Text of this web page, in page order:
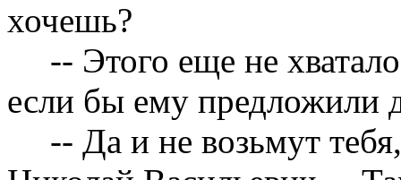
хочешь?
-- Этого еще не
если бы ему предложили
-- Да и не возьмут